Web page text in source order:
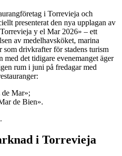
i Torrevieja och
presenterat den nya upplagan av
y el Mar 2026» – ett
av medelhavsköket, marina
drivkrafter för stadens turism
det tidigare evenemanget äger
rum i juni på fredagar med
de Mar»;
de Bien».
i Torrevieja